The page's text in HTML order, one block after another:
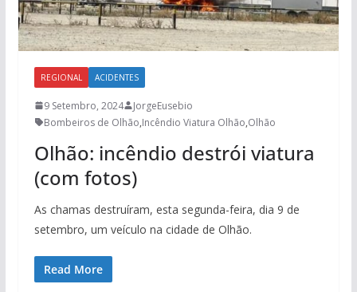
REGIONAL ACIDENTES
9 Setembro, 2024
JorgeEusebio
Bombeiros de Olhão,Incêndio Viatura Olhão,Olhão
Olhão: incêndio destrói viatura
(com fotos)
As chamas destruíram, esta segunda-feira, dia 9 de
setembro, um veículo na cidade de Olhão.
Read More